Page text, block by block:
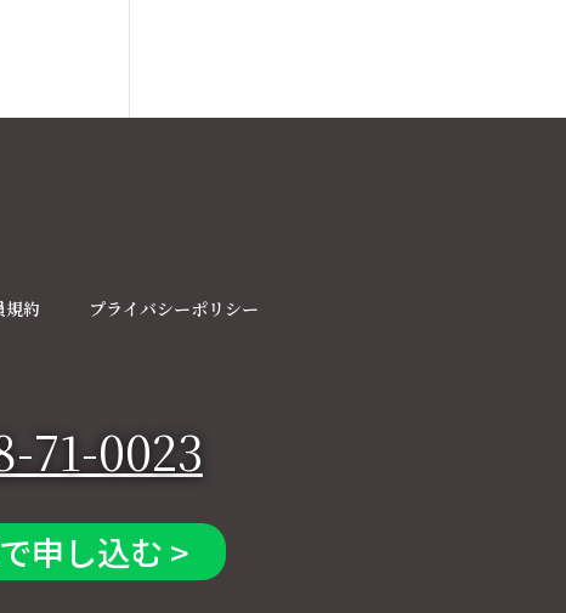
規約 プライバシーポリシー
71-0023
申し込む >